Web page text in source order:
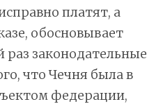
платят, а
обосновывает
законодательные
что Чечня была в
федерации,